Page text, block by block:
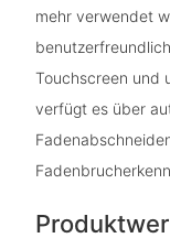
mehr verwendet
Touchscreen und
verfügt es über